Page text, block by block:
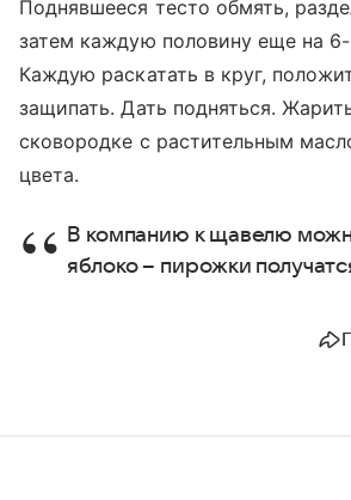
Поднявшееся тесто обмять,
затем каждую половину еще на
Каждую раскатать в круг,
защипать. Дать подняться.
сковородке с растительным
цвета.
В компанию к щавелю
яблоко – пирожки